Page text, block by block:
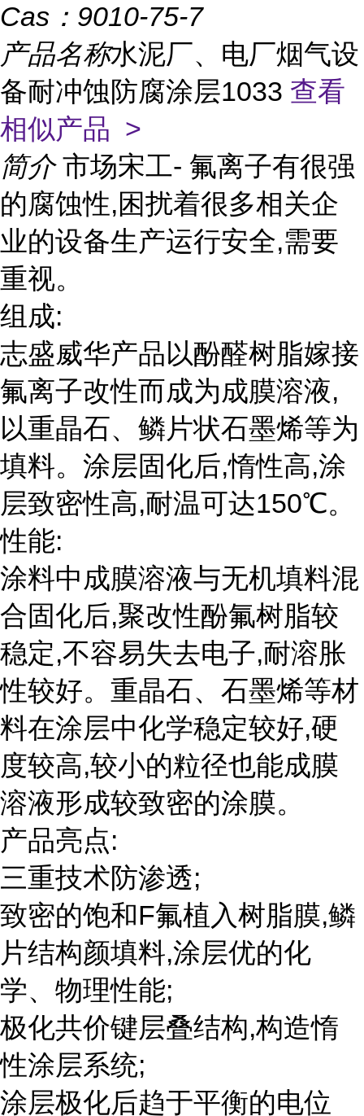
Cas： 9010-75-7
产品名称水泥厂、电厂烟气设
备耐冲蚀防腐涂层1033 查看
相似产品 >
简介 市场宋工- 氟离子有很强
的腐蚀性,困扰着很多相关企
业的设备生产运行安全,需要
重视。
组成:
志盛威华产品以酚醛树脂嫁接
氟离子改性而成为成膜溶液,
以重晶石、鳞片状石墨烯等为
填料。涂层固化后,惰性高,涂
层致密性高,耐温可达150℃。
性能:
涂料中成膜溶液与无机填料混
合固化后,聚改性酚氟树脂较
稳定,不容易失去电子,耐溶胀
性较好。重晶石、石墨烯等材
料在涂层中化学稳定较好,硬
度较高,较小的粒径也能成膜
溶液形成较致密的涂膜。
产品亮点:
三重技术防渗透;
致密的饱和F氟植入树脂膜,鳞
片结构颜填料,涂层优的化
学、物理性能;
极化共价键层叠结构,构造惰
性涂层系统;
涂层极化后趋于平衡的电位